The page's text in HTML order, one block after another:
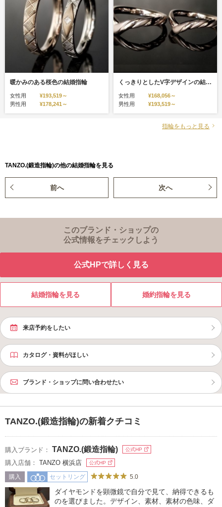
暖かみのある桜色の結婚指輪
女性用
¥193,519～
男性用
¥178,241～
くっきりとしたV字デザインの結婚指輪
女性用
¥168,056～
男性用
¥193,519～
指輪をもっと見る
TANZO.(鍛造指輪)の他の結婚指輪を見る
前へ 次へ
このブランド・ショップの
公式情報をチェックしよう
公式HPで詳しく見る
結婚指輪を見る 婚約指輪を見る
来店予約をしたい
カタログ・資料がほしい
ブランド・ショップに問い合わせたい
TANZO.(鍛造指輪)の新着クチコミ
購入ブランド： TANZO.(鍛造指輪) 公式HP
購入店舗： TANZO 横浜店 公式HP
購入 セットリング 5.0
ダイヤモンドを顕微鏡で自分で見て、納得できるも
のを選びました。デザイン、素材、素材の色味、ダ